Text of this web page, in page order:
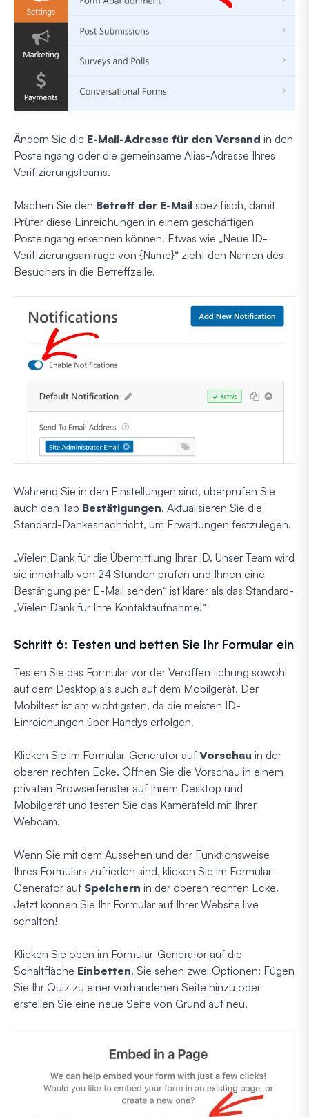
Ändern Sie die E-Mail-Adresse für den Versand in den
Posteingang oder die gemeinsame Alias-Adresse Ihres
Verifizierungsteams.
Machen Sie den Betreff der E-Mail spezifisch, damit
Prüfer diese Einreichungen in einem geschäftigen
Posteingang erkennen können. Etwas wie „Neue ID-
Verifizierungsanfrage von {Name}“ zieht den Namen des
Besuchers in die Betreffzeile.
Während Sie in den Einstellungen sind, überprüfen Sie
auch den Tab Bestätigungen. Aktualisieren Sie die
Standard-Dankesnachricht, um Erwartungen festzulegen.
„Vielen Dank für die Übermittlung Ihrer ID. Unser Team wird
sie innerhalb von 24 Stunden prüfen und Ihnen eine
Bestätigung per E-Mail senden“ ist klarer als das Standard-
„Vielen Dank für Ihre Kontaktaufnahme!“
Schritt 6: Testen und betten Sie Ihr Formular ein
Testen Sie das Formular vor der Veröffentlichung sowohl
auf dem Desktop als auch auf dem Mobilgerät. Der
Mobiltest ist am wichtigsten, da die meisten ID-
Einreichungen über Handys erfolgen.
Klicken Sie im Formular-Generator auf Vorschau in der
oberen rechten Ecke. Öffnen Sie die Vorschau in einem
privaten Browserfenster auf Ihrem Desktop und
Mobilgerät und testen Sie das Kamerafeld mit Ihrer
Webcam.
Wenn Sie mit dem Aussehen und der Funktionsweise
Ihres Formulars zufrieden sind, klicken Sie im Formular-
Generator auf Speichern in der oberen rechten Ecke.
Jetzt können Sie Ihr Formular auf Ihrer Website live
schalten!
Klicken Sie oben im Formular-Generator auf die
Schaltfläche Einbetten. Sie sehen zwei Optionen: Fügen
Sie Ihr Quiz zu einer vorhandenen Seite hinzu oder
erstellen Sie eine neue Seite von Grund auf neu.